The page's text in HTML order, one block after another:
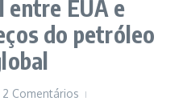
entre EUA e
do petróleo
2 Comentários